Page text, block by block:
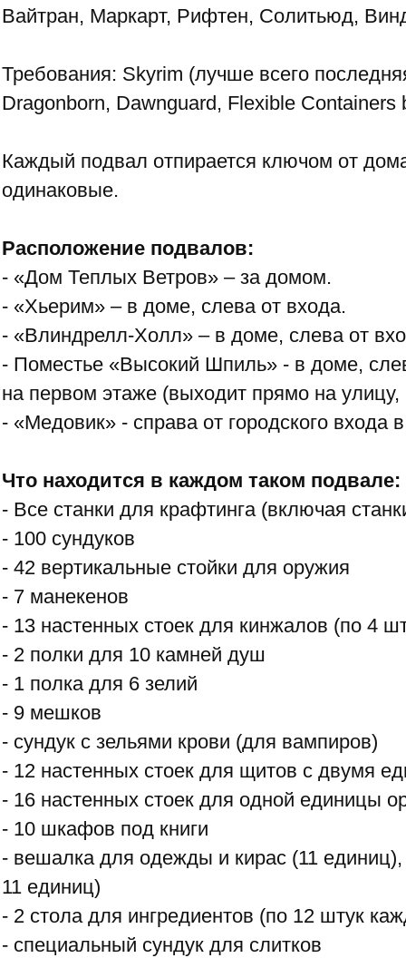
Вайтран, Маркарт, Рифтен, Солитьюд,
Требования: Skyrim (лучше всего
Dragonborn, Dawnguard, Flexible Containers
Каждый подвал отпирается ключом от
одинаковые.
Расположение подвалов:
- «Дом Теплых Ветров» – за домом.
- «Хьерим» – в доме, слева от входа.
- «Влиндрелл-Холл» – в доме, слева от
- Поместье «Высокий Шпиль» - в доме,
на первом этаже (выходит прямо на улицу,
- «Медовик» - справа от городского входа
Что находится в каждом таком подвале:
- Все станки для крафтинга (включая
- 100 сундуков
- 42 вертикальные стойки для оружия
- 7 манекенов
- 13 настенных стоек для кинжалов (по 4
- 2 полки для 10 камней душ
- 1 полка для 6 зелий
- 9 мешков
- сундук с зельями крови (для вампиров)
- 12 настенных стоек для щитов с двумя
- 16 настенных стоек для одной единицы
- 10 шкафов под книги
- вешалка для одежды и кирас (11 единиц),
11 единиц)
- 2 стола для ингредиентов (по 12 штук
- специальный сундук для слитков